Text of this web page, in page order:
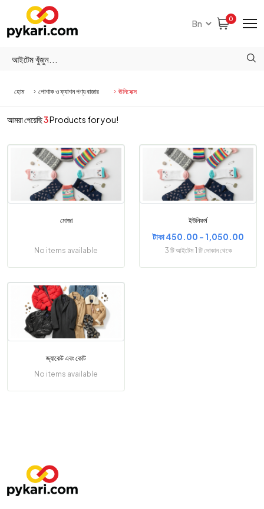
0
হোম পোশাক ও ফ্যাশন পণ্য বাজার ঊনিসেক্স
আমরা পেয়েছি3Products for you!
মোজা
No items available
ইউনিফর্ম
টাকা 450.00 - 1,050.00
3 টি আইটেম 1 টি দোকান থেকে
জ্যাকেট এবং কোট
No items available